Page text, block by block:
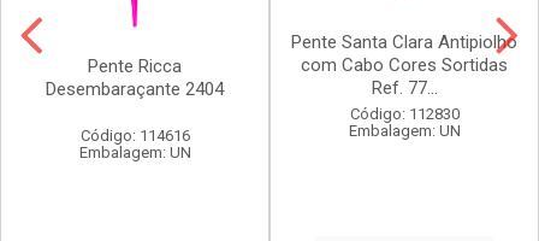
Pente Ricca
Desembaraçante 2404
Código: 114616
Embalagem: UN
Pente Santa Clara Antipiolho
com Cabo Cores Sortidas
Ref. 77...
Código: 112830
Embalagem: UN